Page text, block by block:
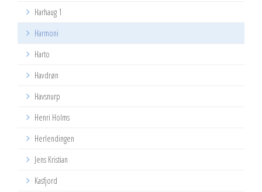
Harhaug 1
Harmoni
Harto
Havdrøn
Havsnurp
Henri Holms
Herlendingen
Jens Kristian
Kasfjord